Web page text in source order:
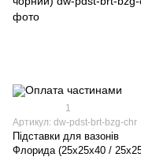
1
Артикул: dw-pdst-brt-bzg-chr
Підставки для вазонів
Флорида (25х25х40 /